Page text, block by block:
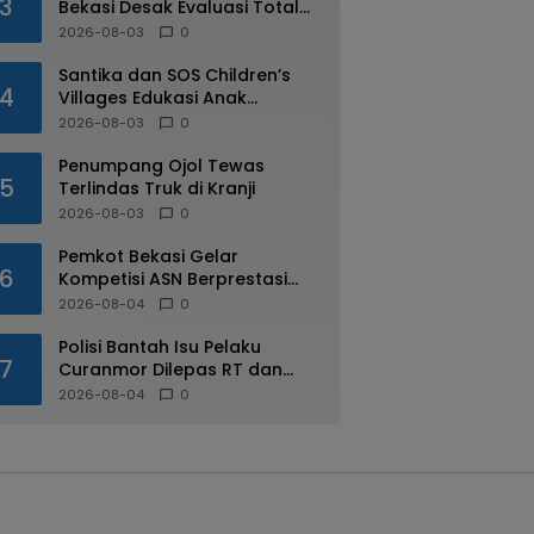
3
Bekasi Desak Evaluasi Total
Usai Dugaan Pungli Oknum
2026-08-03 0
4
Santika dan SOS Children’s
Villages Edukasi Anak
Mengenal Industri Perhotelan
2026-08-03 0
5
Penumpang Ojol Tewas
Terlindas Truk di Kranji
2026-08-03 0
6
Pemkot Bekasi Gelar
Kompetisi ASN Berprestasi
pada HUT RI ke-81
2026-08-04 0
7
Polisi Bantah Isu Pelaku
Curanmor Dilepas RT dan
Warga di Pejuang
2026-08-04 0